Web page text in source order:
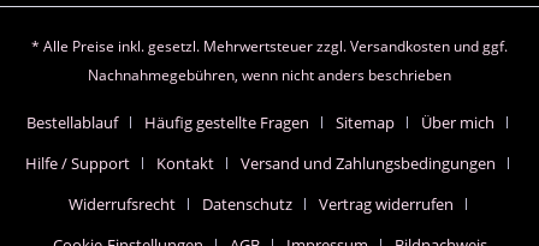
* Alle Preise inkl. gesetzl. Mehrwertsteuer zzgl.Versandkosten und ggf.
Nachnahmegebühren, wenn nicht anders beschrieben
Bestellablauf Häufig gestellte Fragen Sitemap
Über mich
Hilfe / Support
Kontakt
Versand und Zahlungsbedingungen
Widerrufsrecht
Datenschutz
Vertrag widerrufen